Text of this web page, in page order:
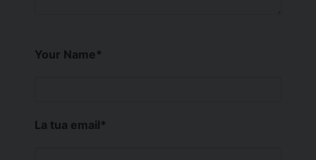
Your Name*
La tua email*